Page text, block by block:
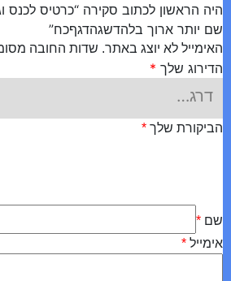
היה הראשון לכתוב סקירה “כרטיס לכנס
שם יותר ארוך בלהדשגהדגףכח”
האימייל לא יוצג באתר. שדות החובה
הדירוג שלך *
הביקורת שלך *
שם *
אימייל *